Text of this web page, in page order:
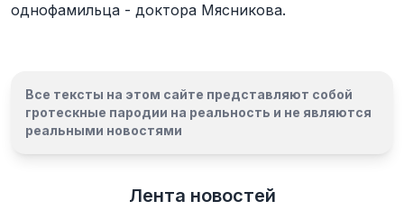
однофамильца - доктора Мясникова.
Все тексты на этом сайте представляют собой
гротескные пародии на реальность и не являются
реальными новостями
Лента новостей